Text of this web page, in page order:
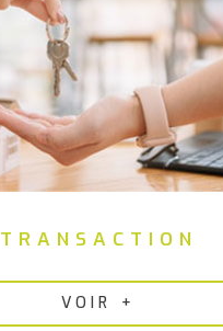
TRANSACTION
VOIR +